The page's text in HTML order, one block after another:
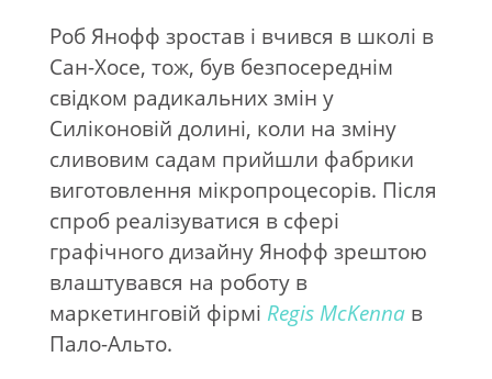
Роб Янофф зростав і вчився в школі в
Сан-Хосе, тож, був безпосереднім
свідком радикальних змін у
Силіконовій долині, коли на зміну
сливовим садам прийшли фабрики
виготовлення мікропроцесорів. Після
спроб реалізуватися в сфері
графічного дизайну Янофф зрештою
влаштувався на роботу в
маркетинговій фірмі Regis McKennaв
Пало-Альто.